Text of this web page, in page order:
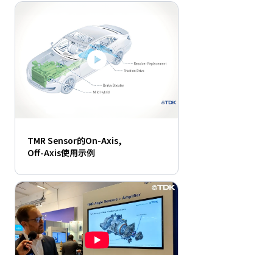
TMR Sensor的On-Axis,
Off-Axis使用示例